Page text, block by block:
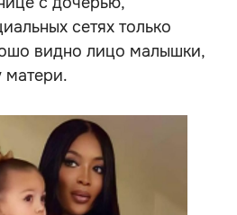
сетях только
видно лицо малышки,
матери.